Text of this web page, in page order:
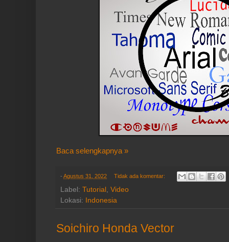
Baca selengkapnya »
- Agustus 31, 2022 Tidak ada komentar:
Label: Tutorial , Video
Lokasi:
Indonesia
Soichiro Honda Vector